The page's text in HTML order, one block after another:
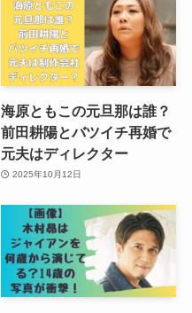
海原ともこの元旦那は誰？
前田耕陽とバツイチ再婚で
元夫はディレクター
2025年10月12日